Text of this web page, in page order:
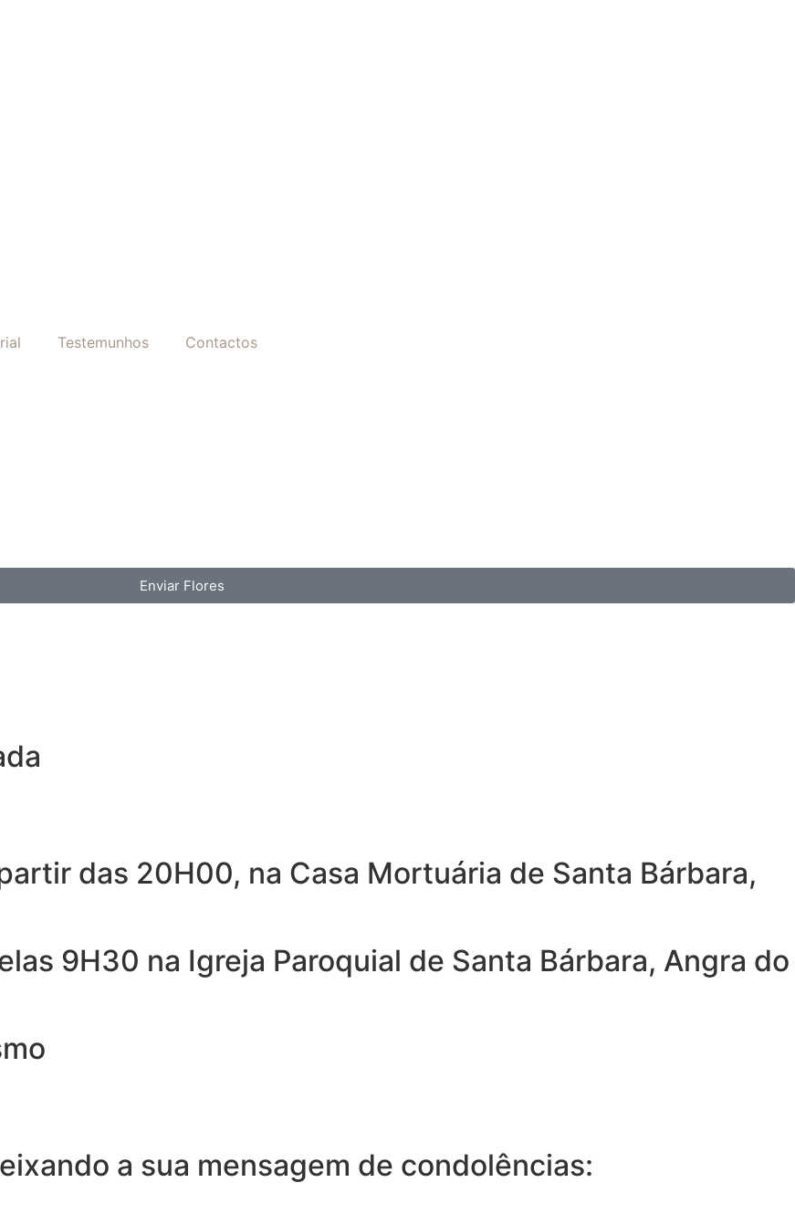
Testemunhos Contactos
Enviar Flores
das 20H00, na Casa Mortuária de Santa Bárbara,
9H30 na Igreja Paroquial de Santa Bárbara, Angra do
a sua mensagem de condolências: